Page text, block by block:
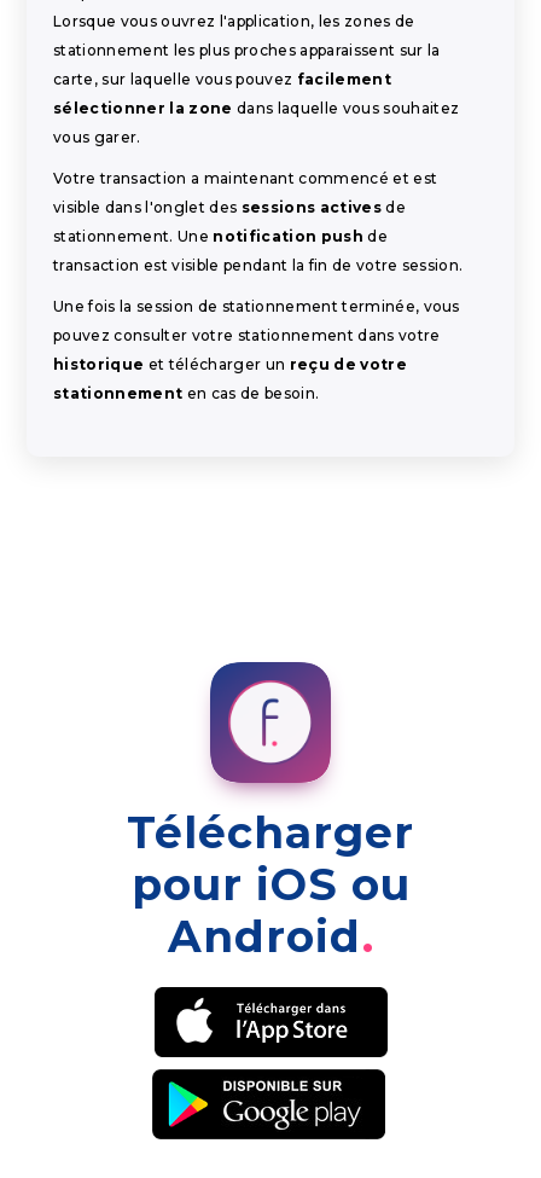
Lorsque vous ouvrez l'application, les zones de
stationnement les plus proches apparaissent sur la
carte, sur laquelle vous pouvez facilement
sélectionner la zone dans laquelle vous souhaitez
vous garer.
Votre transaction a maintenant commencé et est
visible dans l'onglet des sessions activesde
stationnement. Une notification push de
transaction est visible pendant la fin de votre session.
Une fois la session de stationnement terminée, vous
pouvez consulter votre stationnement dans votre
historique et télécharger un reçu de votre
stationnement en cas de besoin.
Télécharger
pour iOS ou
Android